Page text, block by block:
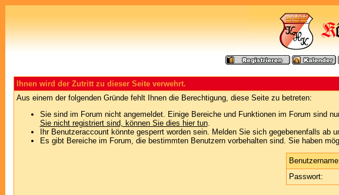
Ihnen wird der Zutritt zu dieser Seite verwehrt.
Aus einem der folgenden Gründe fehlt Ihnen die Berechtigung, diese Seite zu betreten:
Sie sind im Forum nicht angemeldet. Einige Bereiche und Funktionen im Forum sind
Sie nicht registriert sind, können Sie dies hier tun.
Ihr Benutzeraccount könnte gesperrt worden sein. Melden Sie sich gegebenenfalls ab
Es gibt Bereiche im Forum, die bestimmten Benutzern vorbehalten sind. Sie haben
Passwort: